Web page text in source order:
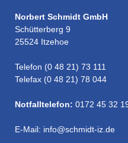
Norbert Schmidt GmbH
Schütterberg 9
25524 Itzehoe
Telefon (0 48 21) 73 111
Telefax (0 48 21) 78 044
Notfalltelefon: 0172 45 32
E-Mail: info@schmidt-iz.de